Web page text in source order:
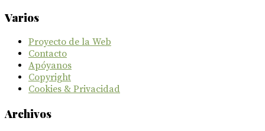
Varios
Proyecto de la Web
Contacto
Apóyanos
Copyright
Cookies & Privacidad
Archivos